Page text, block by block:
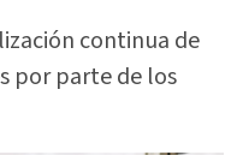
continua de
por parte de los